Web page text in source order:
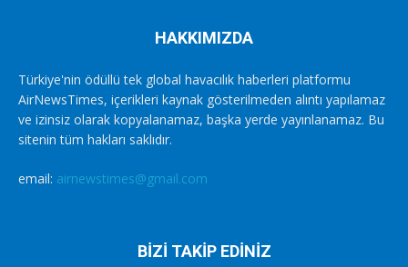
HAKKIMIZDA
Türkiye'nin ödüllü tek global havacılık haberleri platformu
AirNewsTimes, içerikleri kaynak gösterilmeden alıntı yapılamaz
ve izinsiz olarak kopyalanamaz, başka yerde yayınlanamaz. Bu
sitenin tüm hakları saklıdır.
email: airnewstimes@gmail.com
BİZİ TAKİP EDİNİZ